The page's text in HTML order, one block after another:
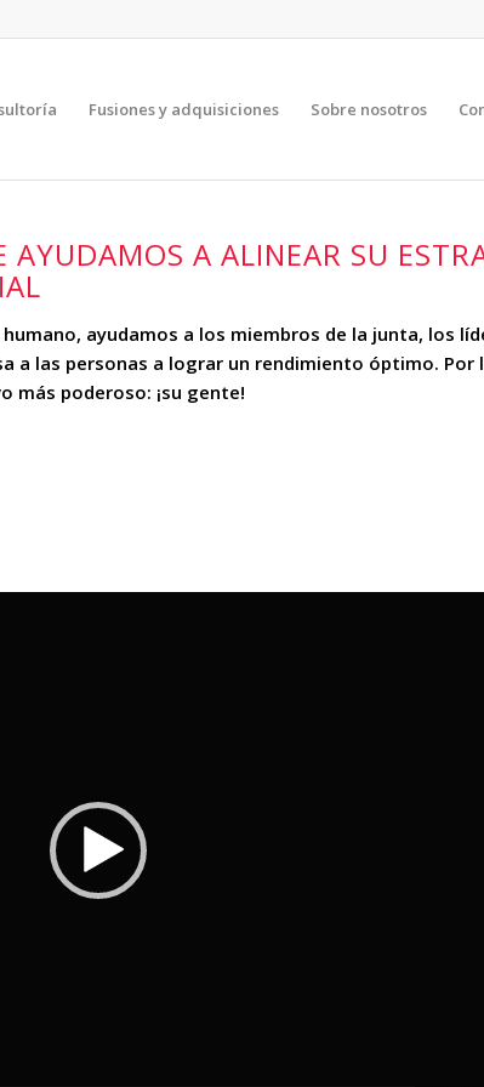
Fusiones y adquisiciones Sobre nosotros
A ALINEAR SU
ayudamos a los miembros de la junta, los
a las personas a lograr un rendimiento óptimo.
más poderoso: ¡su gente!